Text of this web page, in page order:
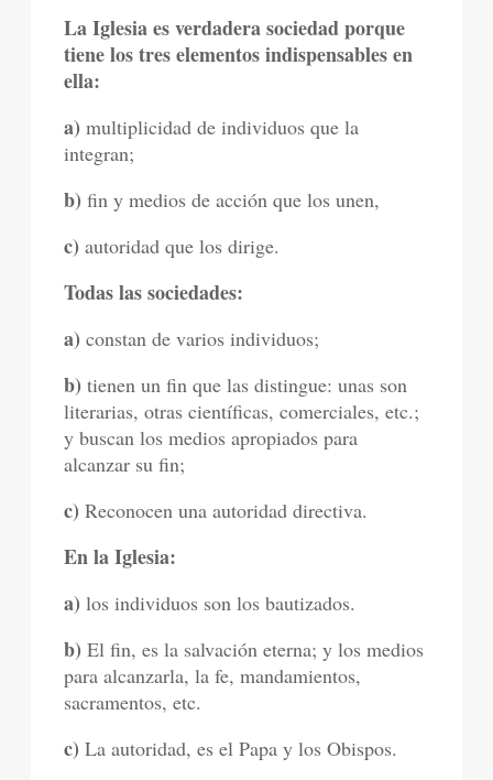
La Iglesia es verdadera sociedad porque
tiene los tres elementos indispensables en
ella:
a) multiplicidad de individuos que la
integran;
b)fin y medios de acción que los unen,
c)autoridad que los dirige.
Todas las sociedades:
a)constan de varios individuos;
b) tienen un fin que las distingue: unas son
literarias, otras científicas, comerciales, etc.;
y buscan los medios apropiados para
alcanzar su fin;
c) Reconocen una autoridad directiva.
En la Iglesia:
a) los individuos son los bautizados.
b)El fin, es la salvación eterna; y los medios
para alcanzarla, la fe, mandamientos,
sacramentos, etc.
c)La autoridad, es el Papa y los Obispos.